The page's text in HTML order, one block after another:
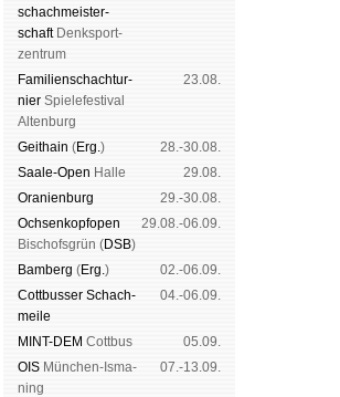
schach­meis­ter­
schaftDenk­sport­
zen­trum
Familien­schach­tur­
nier Spiele­fes­ti­val
Al­ten­burg
23.08.
Geit­hain (Erg.)
28.-30.08.
Saale-Open Halle
29.08.
Oranien­burg
29.-30.08.
Och­sen­kopf­open
Bischofs­grün (DSB)
29.08.-06.09.
Bam­berg (Erg.)
02.-06.09.
Cott­busser Schach­
meile
04.-06.09.
MINT-DEM Cott­bus
05.09.
OIS Mün­chen-Is­ma­
ning
07.-13.09.